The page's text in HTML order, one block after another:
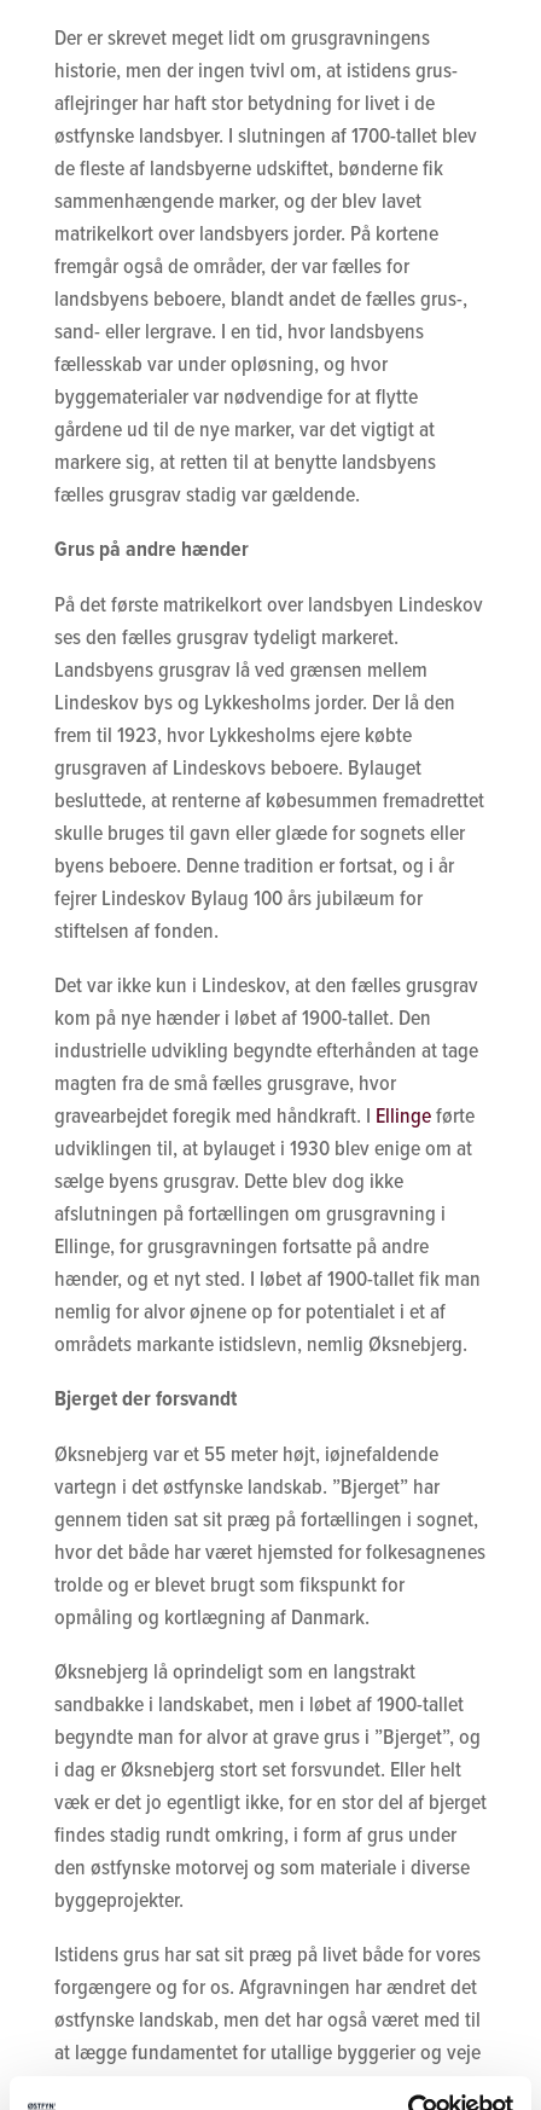
Der er skrevet meget lidt om grusgravningens
historie, men der ingen tvivl om, at istidens grus-
aflejringer har haft stor betydning for livet i de
østfynske landsbyer. I slutningen af 1700-tallet blev
de fleste af landsbyerne udskiftet, bønderne fik
sammenhængende marker, og der blev lavet
matrikelkort over landsbyers jorder. På kortene
fremgår også de områder, der var fælles for
landsbyens beboere, blandt andet de fælles grus-,
sand- eller lergrave. I en tid, hvor landsbyens
fællesskab var under opløsning, og hvor
byggematerialer var nødvendige for at flytte
gårdene ud til de nye marker, var det vigtigt at
markere sig, at retten til at benytte landsbyens
fælles grusgrav stadig var gældende.
Grus på andre hænder
På det første matrikelkort over landsbyen Lindeskov
ses den fælles grusgrav tydeligt markeret.
Landsbyens grusgrav lå ved grænsen mellem
Lindeskov bys og Lykkesholms jorder. Der lå den
frem til 1923, hvor Lykkesholms ejere købte
grusgraven af Lindeskovs beboere. Bylauget
besluttede, at renterne af købesummen fremadrettet
skulle bruges til gavn eller glæde for sognets eller
byens beboere. Denne tradition er fortsat, og i år
fejrer Lindeskov Bylaug 100 års jubilæum for
stiftelsen af fonden.
Det var ikke kun i Lindeskov, at den fælles grusgrav
kom på nye hænder i løbet af 1900-tallet. Den
industrielle udvikling begyndte efterhånden at tage
magten fra de små fælles grusgrave, hvor
gravearbejdet foregik med håndkraft. I Ellingeførte
udviklingen til, at bylauget i 1930 blev enige om at
sælge byens grusgrav. Dette blev dog ikke
afslutningen på fortællingen om grusgravning i
Ellinge, for grusgravningen fortsatte på andre
hænder, og et nyt sted. I løbet af 1900-tallet fik man
nemlig for alvor øjnene op for potentialet i et af
områdets markante istidslevn, nemlig Øksnebjerg.
Bjerget der forsvandt
Øksnebjerg var et 55 meter højt, iøjnefaldende
vartegn i det østfynske landskab. ”Bjerget” har
gennem tiden sat sit præg på fortællingen i sognet,
hvor det både har været hjemsted for folkesagnenes
trolde og er blevet brugt som fikspunkt for
opmåling og kortlægning af Danmark.
Øksnebjerg lå oprindeligt som en langstrakt
sandbakke i landskabet, men i løbet af 1900-tallet
begyndte man for alvor at grave grus i ”Bjerget”, og
i dag er Øksnebjerg stort set forsvundet. Eller helt
væk er det jo egentligt ikke, for en stor del af bjerget
findes stadig rundt omkring, i form af grus under
den østfynske motorvej og som materiale i diverse
byggeprojekter.
Istidens grus har sat sit præg på livet både for vores
forgængere og for os. Afgravningen har ændret det
østfynske landskab, men det har også været med til
at lægge fundamentet for utallige byggerier og veje